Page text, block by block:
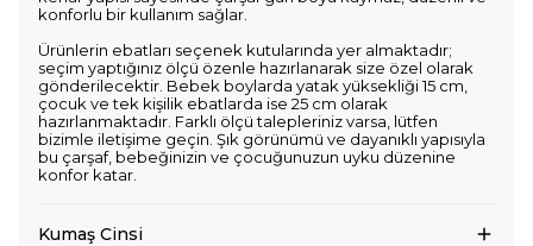
konforlu bir kullanım sağlar.
Ürünlerin ebatları seçenek kutularında yer almaktadır;
seçim yaptığınız ölçü özenle hazırlanarak size özel olarak
gönderilecektir. Bebek boylarda yatak yüksekliği 15 cm,
çocuk ve tek kişilik ebatlarda ise 25 cm olarak
hazırlanmaktadır. Farklı ölçü talepleriniz varsa, lütfen
bizimle iletişime geçin. Şık görünümü ve dayanıklı yapısıyla
bu çarşaf, bebeğinizin ve çocuğunuzun uyku düzenine
konfor katar.
Kumaş Cinsi